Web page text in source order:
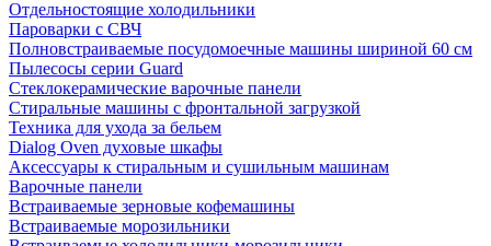
Отдельностоящие холодильники
Пароварки с СВЧ
Полновстраиваемые посудомоечные машины шириной 60 см
Пылесосы серии Guard
Стеклокерамические варочные панели
Стиральные машины с фронтальной загрузкой
Техника для ухода за бельем
Dialog Oven духовые шкафы
Аксессуары к стиральным и сушильным машинам
Варочные панели
Встраиваемые зерновые кофемашины
Встраиваемые морозильники